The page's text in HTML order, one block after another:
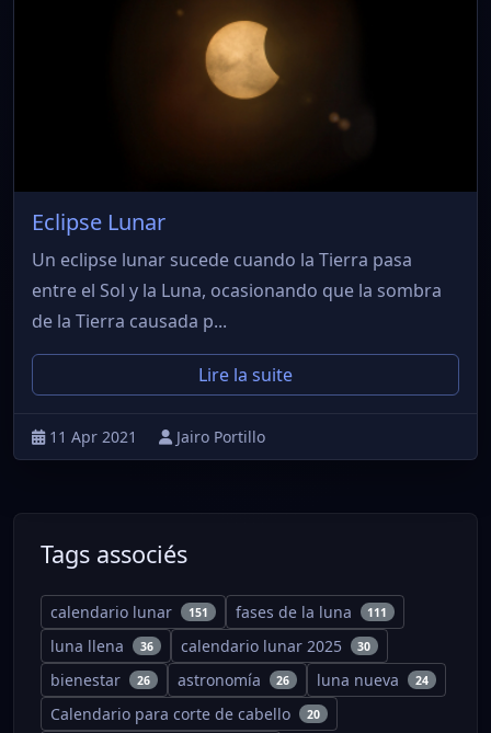
Eclipse Lunar
Un eclipse lunar sucede cuando la Tierra pasa
entre el Sol y la Luna, ocasionando que la sombra
de la Tierra causada p...
Lire la suite
11 Apr 2021 Jairo Portillo
Tags associés
calendario lunar 151 fases de la luna 111
luna llena 36 calendario lunar 2025 30
bienestar 26 astronomía 26 luna nueva 24
Calendario para corte de cabello 20